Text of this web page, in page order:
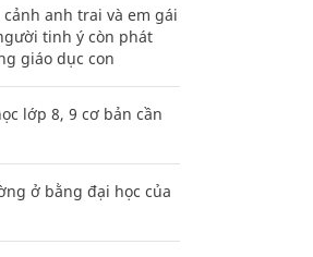
anh trai và em gái
tinh ý còn phát
giáo dục con
lớp 8, 9 cơ bản cần
ở bằng đại học của